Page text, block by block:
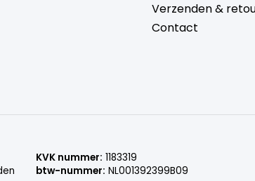
Verzenden &
Contact
KVK nummer: 1183319
btw-nummer: NL001392399B09